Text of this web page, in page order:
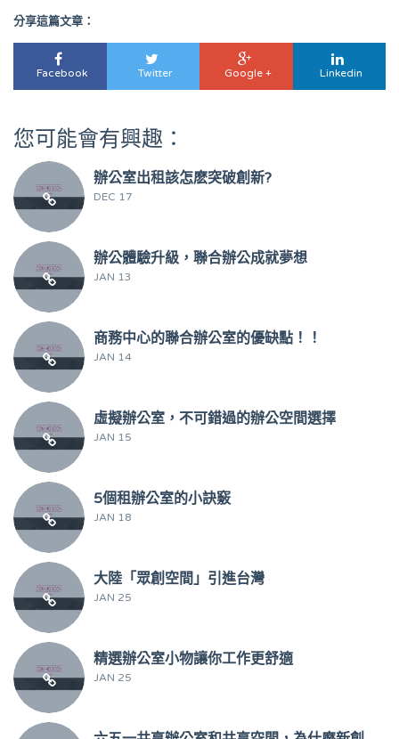
eRoaming WiFi上網
分享這篇文章：
Facebook Twitter Google + Linkedin
您可能會有興趣：
辦公室出租該怎麽突破創新?
DEC 17
辦公體驗升級，聯合辦公成就夢想
JAN 13
商務中心的聯合辦公室的優缺點！！
JAN 14
虛擬辦公室，不可錯過的辦公空間選擇
JAN 15
5個租辦公室的小訣竅
JAN 18
大陸「眾創空間」引進台灣
JAN 25
精選辦公室小物讓你工作更舒適
JAN 25